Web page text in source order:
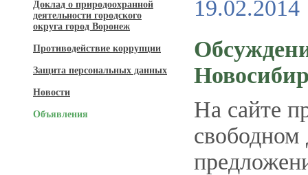
Доклад о природоохранной
деятельности городского
округа город Воронеж
Противодействие коррупции
Защита персональных данных
Новости
Объявления
19.02.2014
На сайте
свободном